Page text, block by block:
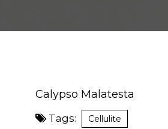
Calypso Malatesta
Tags: Cellulite